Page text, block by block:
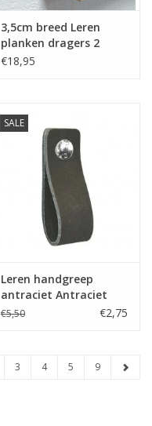
3,5cm breed Leren
planken dragers 2
stuks antraciet
€18,95
SALE
Leren handgreep
antraciet Antraciet
€5,50 €2,75
3 4 5 9